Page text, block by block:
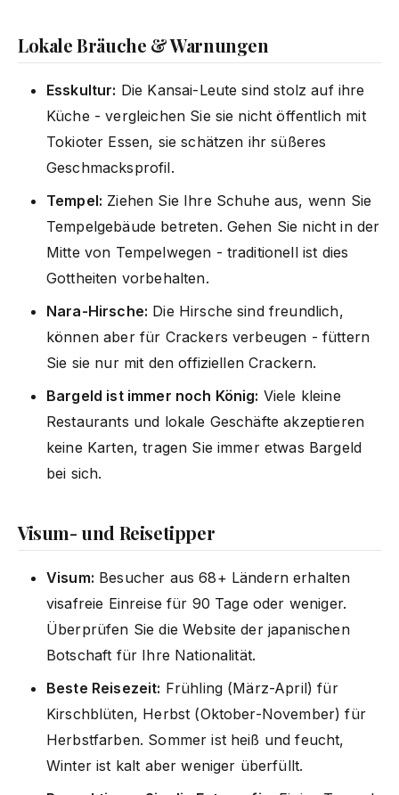
Lokale Bräuche & Warnungen
Esskultur: Die Kansai-Leute sind stolz auf ihre
Küche - vergleichen Sie sie nicht öffentlich mit
Tokioter Essen, sie schätzen ihr süßeres
Geschmacksprofil.
Tempel: Ziehen Sie Ihre Schuhe aus, wenn Sie
Tempelgebäude betreten. Gehen Sie nicht in der
Mitte von Tempelwegen - traditionell ist dies
Gottheiten vorbehalten.
Nara-Hirsche: Die Hirsche sind freundlich,
können aber für Crackers verbeugen - füttern
Sie sie nur mit den offiziellen Crackern.
Bargeld ist immer noch König: Viele kleine
Restaurants und lokale Geschäfte akzeptieren
keine Karten, tragen Sie immer etwas Bargeld
bei sich.
Visum- und Reisetipper
Visum: Besucher aus 68+ Ländern erhalten
visafreie Einreise für 90 Tage oder weniger.
Überprüfen Sie die Website der japanischen
Botschaft für Ihre Nationalität.
Beste Reisezeit: Frühling (März-April) für
Kirschblüten, Herbst (Oktober-November) für
Herbstfarben. Sommer ist heiß und feucht,
Winter ist kalt aber weniger überfüllt.